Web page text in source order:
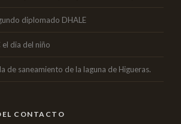
diplomado DHALE
el dia del niño
de saneamiento de la laguna de Higueras.
CONTACTO